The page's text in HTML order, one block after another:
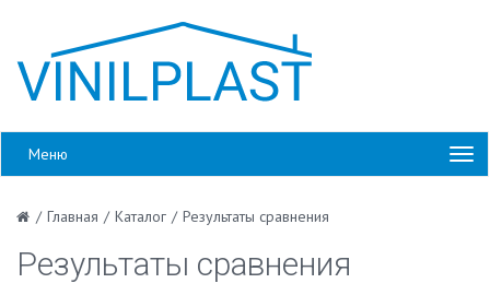
Меню
/ Главная / Каталог / Результаты сравнения
Результаты сравнения